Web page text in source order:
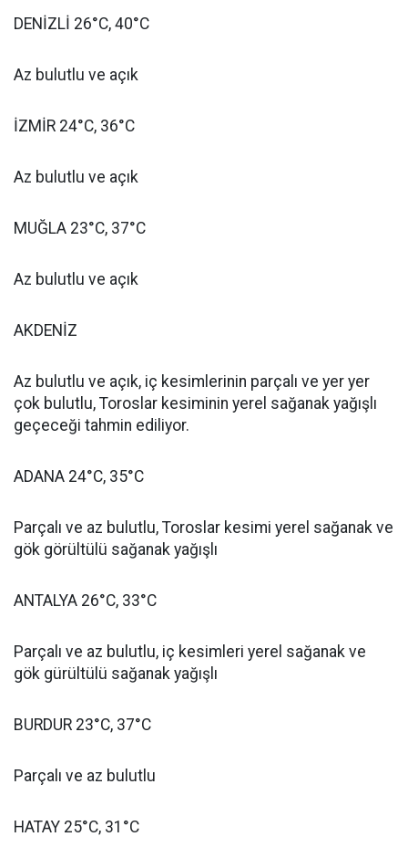
DENİZLİ 26°C, 40°C
Az bulutlu ve açık
İZMİR 24°C, 36°C
Az bulutlu ve açık
MUĞLA 23°C, 37°C
Az bulutlu ve açık
AKDENİZ
Az bulutlu ve açık, iç kesimlerinin parçalı ve yer yer
çok bulutlu, Toroslar kesiminin yerel sağanak yağışlı
geçeceği tahmin ediliyor.
ADANA 24°C, 35°C
Parçalı ve az bulutlu, Toroslar kesimi yerel sağanak ve
gök görültülü sağanak yağışlı
ANTALYA 26°C, 33°C
Parçalı ve az bulutlu, iç kesimleri yerel sağanak ve
gök gürültülü sağanak yağışlı
BURDUR 23°C, 37°C
Parçalı ve az bulutlu
HATAY 25°C, 31°C